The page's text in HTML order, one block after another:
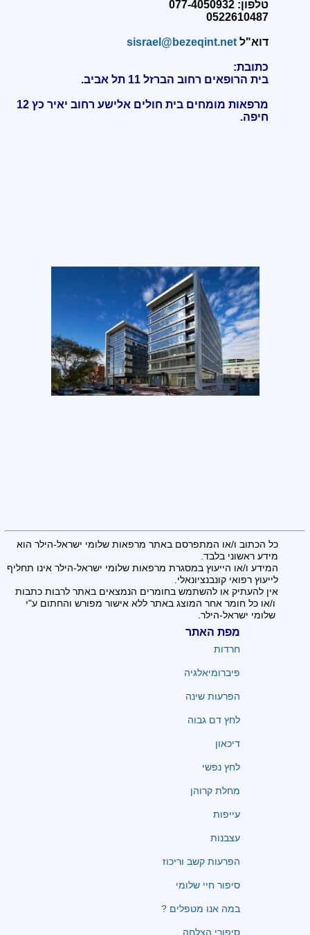
טלפון: 077-4050932
0522610487
דוא"לsisrael@bezeqint.net
כתובת:
בית הרופאים רחוב הברזל 11 תל אביב.
מרפאות מומחים בית חולים אלישע רחוב יאיר כץ 12
חיפה.
כל הכתוב ו/או המתפרסם באתר מרפאות שלומי ישראל-הילר הוא
מידע ראשוני בלבד.
המידע ו/או הייעוץ במסגרת מרפאות שלומי ישראל-הילר אינו תחליף
לייעוץ רפואי קונבנציונאלי.
אין להעתיק או להשתמש בחומרים הנמצאים באתר לרבות כתבות
ו/או כל חומר אחר המוצג באתר ללא אישור מפורש והחתום ע"י
שלומי ישראל-הילר.
מפת האתר
חרדות
פיברומיאלגיה
הפרעות שינה
לחץ דם גבוה
דיכאון
לחץ נפשי
מחלת קרוהן
עייפות
עצבנות
הפרעות קשב וריכוז
סיפור חיי שלומי
במה אנו מטפלים ?
סיפורי הצלחה